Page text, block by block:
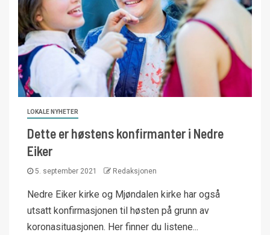
LOKALE NYHETER
Dette er høstens konfirmanter i Nedre
Eiker
5. september 2021 Redaksjonen
Nedre Eiker kirke og Mjøndalen kirke har også
utsatt konfirmasjonen til høsten på grunn av
koronasituasjonen. Her finner du listene...